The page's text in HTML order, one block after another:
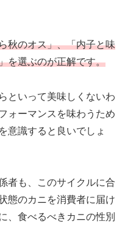
秋のオス」、「内子と味
を選ぶのが正解です。
といって美味しくないわ
ォーマンスを味わうため
意識すると良いでしょ
者も、このサイクルに合
態のカニを消費者に届け
、食べるべきカニの性別